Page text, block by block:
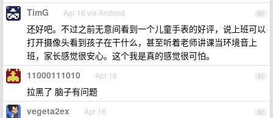
80
TimG Apr 16 via Android
还好吧。不过之前无意间看到一个儿童手表的好评，说上班可以
打开摄像头看到孩子在干什么，甚至听着老师讲课当环境音上
班，家长感觉很安心。这个我是真的感觉很可怕。
81
11000111010 Apr 16
拉黑了 脑子有问题
82
vegeta2ex Apr 16